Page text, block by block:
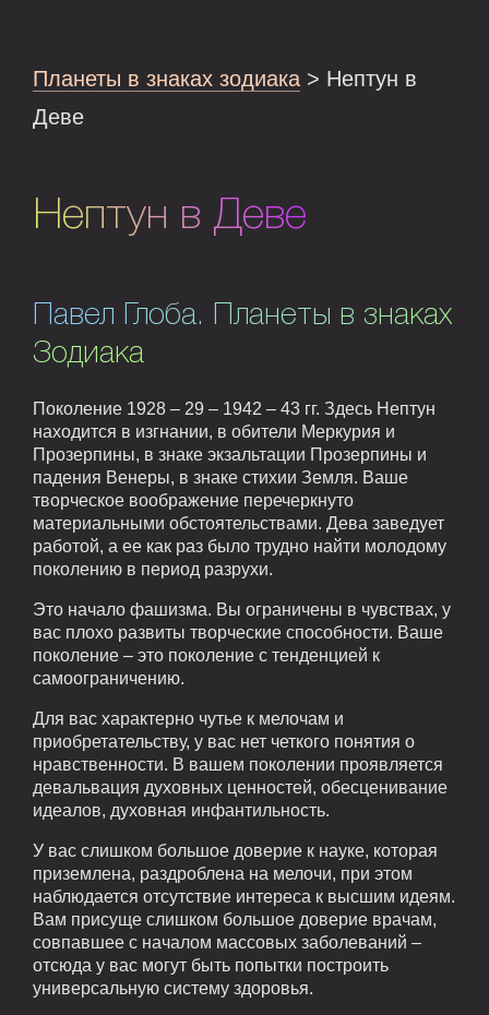
Планеты в знаках зодиака > Нептун в
Деве
Нептун в Деве
Павел Глоба. Планеты в знаках
Зодиака
Поколение 1928 – 29 – 1942 – 43 гг. Здесь Нептун
находится в изгнании, в обители Меркурия и
Прозерпины, в знаке экзальтации Прозерпины и
падения Венеры, в знаке стихии Земля. Ваше
творческое воображение перечеркнуто
материальными обстоятельствами. Дева заведует
работой, а ее как раз было трудно найти молодому
поколению в период разрухи.
Это начало фашизма. Вы ограничены в чувствах, у
вас плохо развиты творческие способности. Ваше
поколение – это поколение с тенденцией к
самоограничению.
Для вас характерно чутье к мелочам и
приобретательству, у вас нет четкого понятия о
нравственности. В вашем поколении проявляется
девальвация духовных ценностей, обесценивание
идеалов, духовная инфантильность.
У вас слишком большое доверие к науке, которая
приземлена, раздроблена на мелочи, при этом
наблюдается отсутствие интереса к высшим идеям.
Вам присуще слишком большое доверие врачам,
совпавшее с началом массовых заболеваний –
отсюда у вас могут быть попытки построить
универсальную систему здоровья.